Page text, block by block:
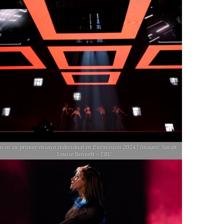
en su primer ensayo individual en Eurovisión 2024 | Imagen: Sarah
Louise Bennett – EBU